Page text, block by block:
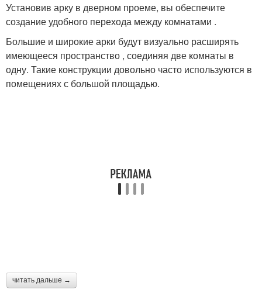
Установив арку в дверном проеме, вы обеспечите
создание удобного перехода между комнатами .
Большие и широкие арки будут визуально расширять
имеющееся пространство , соединяя две комнаты в
одну. Такие конструкции довольно часто используются в
помещениях с большой площадью.
читать дальше →